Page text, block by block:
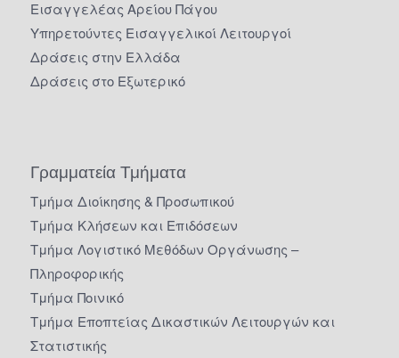
Εισαγγελέας Αρείου Πάγου
Υπηρετούντες Εισαγγελικοί Λειτουργοί
Δράσεις στην Ελλάδα
Δράσεις στο Εξωτερικό
Γραμματεία Τμήματα
Τμήμα Διοίκησης & Προσωπικού
Τμήμα Κλήσεων και Επιδόσεων
Τμήμα Λογιστικό Μεθόδων Οργάνωσης –
Πληροφορικής
Τμήμα Ποινικό
Τμήμα Εποπτείας Δικαστικών Λειτουργών και
Στατιστικής